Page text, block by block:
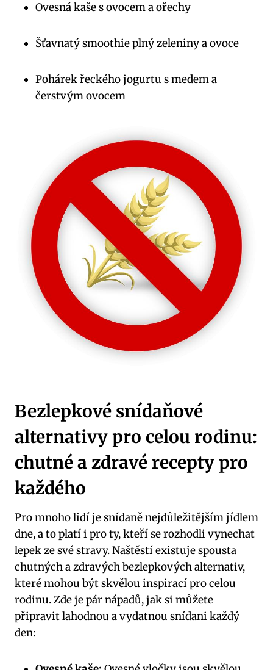
Ovesná kaše s ovocem a ořechy
Šťavnatý smoothie plný zeleniny a ovoce
Pohárek řeckého jogurtu s medem a
čerstvým ovocem
Bezlepkové snídaňové
alternativy pro celou rodinu:
chutné a zdravé recepty pro
každého
Pro mnoho lidí je snídaně nejdůležitějším jídlem
dne, a to platí i pro ty, kteří se rozhodli vynechat
lepek ze své stravy. Naštěstí existuje spousta
chutných a zdravých bezlepkových alternativ,
které mohou být skvělou inspirací pro celou
rodinu. Zde je pár nápadů, jak si můžete
připravit lahodnou a vydatnou snídani každý
den: